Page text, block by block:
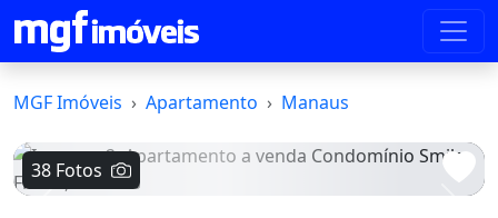
MGF Imóveis Apartamento Manaus
38 Fotos